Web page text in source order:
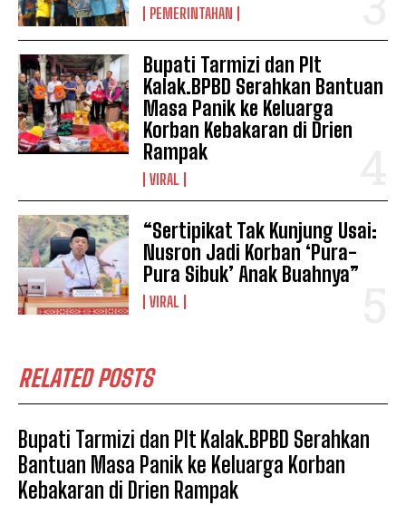
PEMERINTAHAN
Bupati Tarmizi dan Plt
Kalak.BPBD Serahkan Bantuan
Masa Panik ke Keluarga
Korban Kebakaran di Drien
Rampak
VIRAL
“Sertipikat Tak Kunjung Usai:
Nusron Jadi Korban ‘Pura-
Pura Sibuk’ Anak Buahnya”
VIRAL
RELATED POSTS
Bupati Tarmizi dan Plt Kalak.BPBD Serahkan
Bantuan Masa Panik ke Keluarga Korban
Kebakaran di Drien Rampak